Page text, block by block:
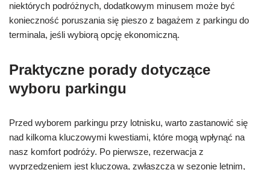
niektórych podróżnych, dodatkowym minusem może być
konieczność poruszania się pieszo z bagażem z parkingu do
terminala, jeśli wybiorą opcję ekonomiczną.
Praktyczne porady dotyczące
wyboru parkingu
Przed wyborem parkingu przy lotnisku, warto zastanowić się
nad kilkoma kluczowymi kwestiami, które mogą wpłynąć na
nasz komfort podróży. Po pierwsze, rezerwacja z
wyprzedzeniem jest kluczowa, zwłaszcza w sezonie letnim,